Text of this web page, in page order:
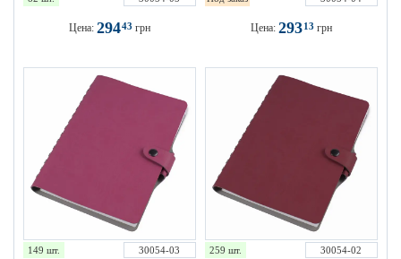
Цена: 29443 грн Цена: 29313 грн
149 шт. 30054-03 259 шт. 30054-02